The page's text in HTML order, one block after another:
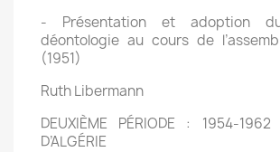
- Présentation et adoption
déontologie au cours de
(1951)
Ruth Libermann
DEUXIÈME PÉRIODE : 1954-1962
D’ALGÉRIE